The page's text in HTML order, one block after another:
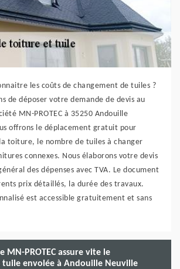
les coûts de changement de tuiles ?
de déposer votre demande de devis au
MN-PROTEC à 35250 Andouille
offrons le déplacement gratuit pour
toiture, le nombre de tuiles à changer
connexes. Nous élaborons votre devis
des dépenses avec TVA. Le document
prix détaillés, la durée des travaux.
est accessible gratuitement et sans
MN-PROTEC assure vite le
tuile envolée à Andouille Neuville